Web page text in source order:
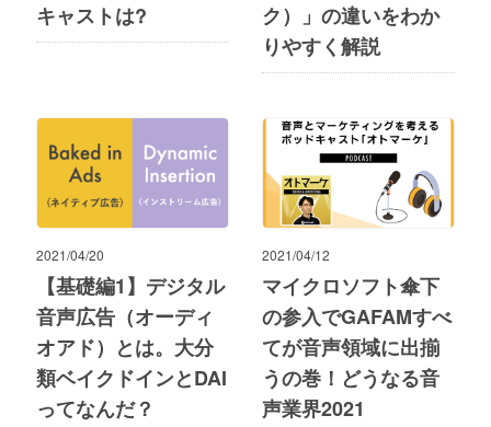
キャストは?
ク）」の違いをわか
りやすく解説
2021/04/20
【基礎編1】デジタル
音声広告（オーディ
オアド）とは。大分
類ベイクドインとDAI
ってなんだ？
2021/04/12
マイクロソフト傘下
の参入でGAFAMすべ
てが音声領域に出揃
うの巻！どうなる音
声業界2021